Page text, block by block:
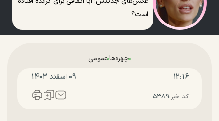
است؟
چهره‌هاعمومی
۱۲:۱۶ ۰۹ اسفند ۱۴۰۳
کد خبر:۵۳۸۹